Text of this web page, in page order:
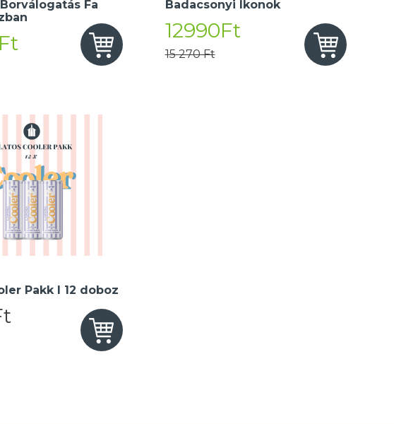
Fa
Badacsonyi Ikonok
12990Ft
15 270 Ft
Pakk I 12 doboz